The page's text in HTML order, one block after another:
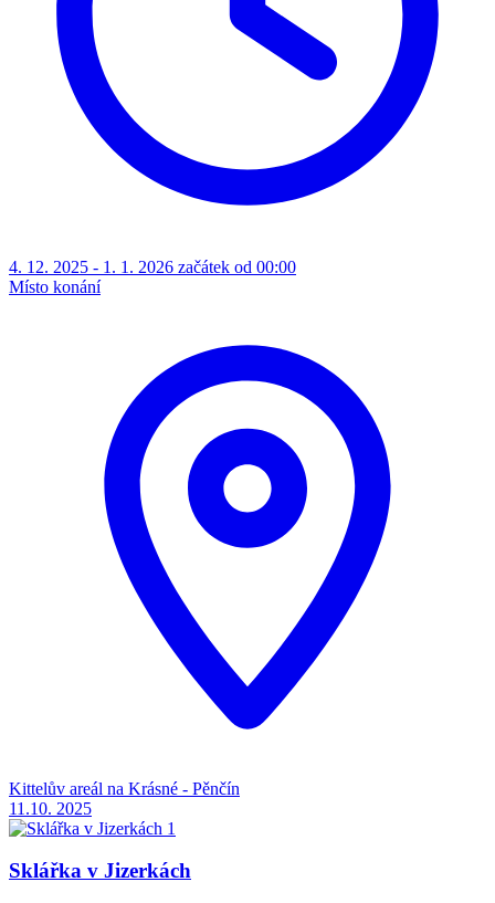
4. 12. 2025 - 1. 1. 2026 začátek od 00:00
Místo konání
Kittelův areál na Krásné - Pěnčín
11.10. 2025
Sklářka v Jizerkách